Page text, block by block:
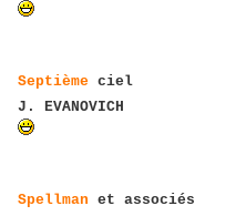
Septième ciel
J. EVANOVICH
Spellman et associés